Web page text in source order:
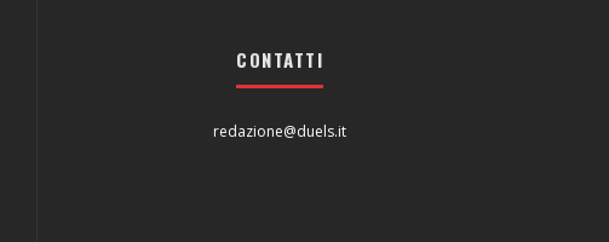
CONTATTI
redazione@duels.it